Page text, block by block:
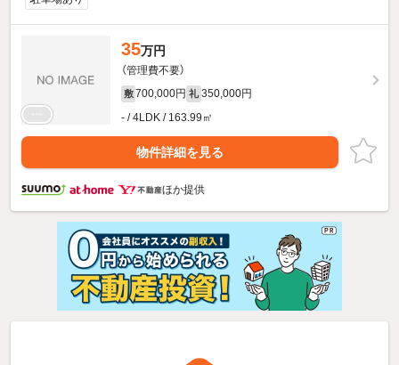
35万円
（管理費不要）
敷 700,000円 礼 350,000円
- / 4LDK / 163.99㎡
物件詳細を見る
ほか提供